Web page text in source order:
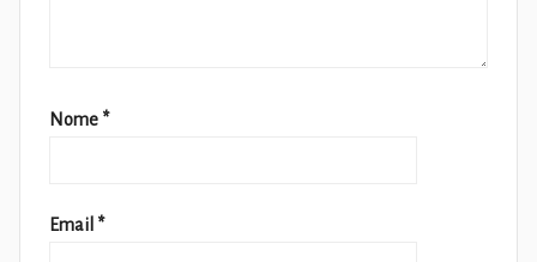
Nome *
Email *